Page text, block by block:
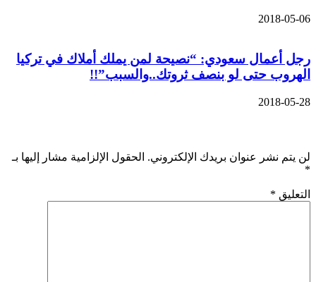
2018-05-06
رجل أعمال سعودي: “نصيحة لمن يملك أملاك في تركيا
الهروب حتى لو بنصف ثروتك..والسبب”!!
2018-05-28
لن يتم نشر عنوان بريدك الإلكتروني. الحقول الإلزامية مشار إليها بـ
*
التعليق *